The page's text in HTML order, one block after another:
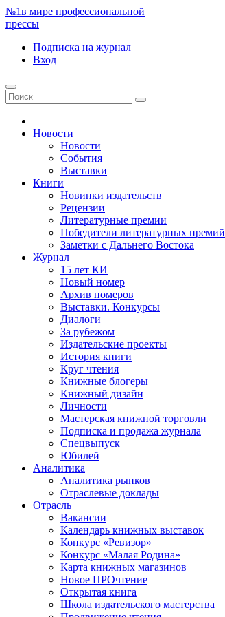
№1в мире профессиональной
прессы
Подписка на журнал
Вход
Новости
Новости
События
Выставки
Книги
Новинки издательств
Рецензии
Литературные премии
Победители литературных премий
Заметки с Дальнего Востока
Журнал
15 лет КИ
Новый номер
Архив номеров
Выставки. Конкурсы
Диалоги
За рубежом
Издательские проекты
История книги
Круг чтения
Книжные блогеры
Книжный дизайн
Личности
Мастерская книжной торговли
Подписка и продажа журнала
Спецвыпуск
Юбилей
Аналитика
Аналитика рынков
Отраслевые доклады
Отрасль
Вакансии
Календарь книжных выставок
Конкурс «Ревизор»
Конкурс «Малая Родина»
Карта книжных магазинов
Новое ПРОчтение
Открытая книга
Школа издательского мастерства